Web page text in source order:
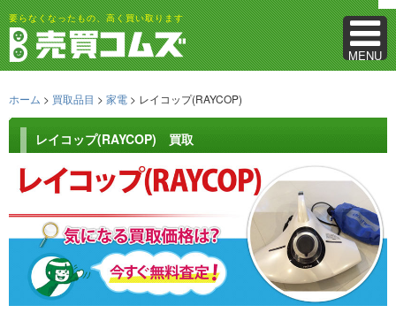
MENU
要らなくなったもの、高く買い取ります
ホーム > 買取品目 > 家電 > レイコップ(RAYCOP)
レイコップ(RAYCOP) 買取